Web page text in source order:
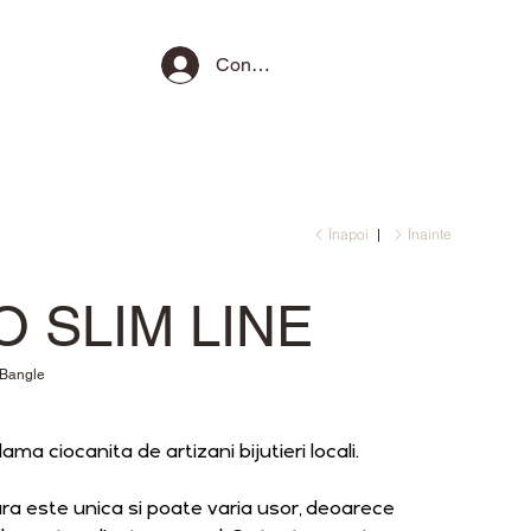
Conectează-te
Înapoi Înainte
SLIM LINE
ciocanita de artizani bijutieri locali.
este unica si poate varia usor, deoarece